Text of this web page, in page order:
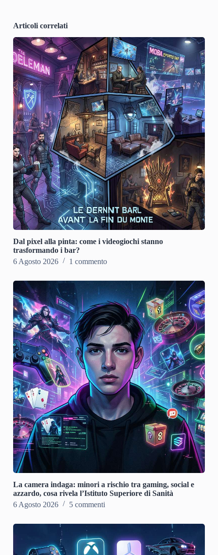
Articoli correlati
Dal pixel alla pinta: come i videogiochi stanno
trasformando i bar?
6 Agosto 2026
1 commento
La camera indaga: minori a rischio tra gaming, social e
azzardo, cosa rivela l’Istituto Superiore di Sanità
6 Agosto 2026
5 commenti